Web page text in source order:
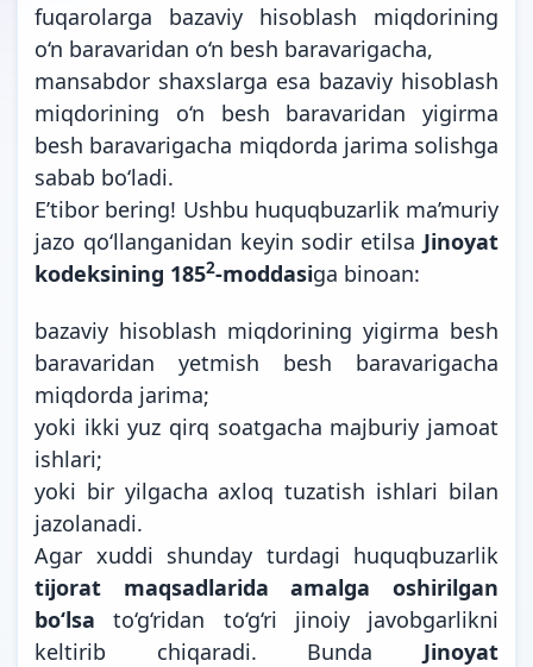
fuqarolarga bazaviy hisoblash miqdorining
o‘n baravaridan o‘n besh baravarigacha,
mansabdor shaxslarga esa bazaviy hisoblash
miqdorining o‘n besh baravaridan yigirma
besh baravarigacha miqdorda jarima solishga
sabab bo‘ladi.
E’tibor bering! Ushbu huquqbuzarlik ma’muriy
jazo qo‘llanganidan keyin sodir etilsa Jinoyat
kodeksining 1852-moddasiga binoan:
bazaviy hisoblash miqdorining yigirma besh
baravaridan yetmish besh baravarigacha
miqdorda jarima;
yoki ikki yuz qirq soatgacha majburiy jamoat
ishlari;
yoki bir yilgacha axloq tuzatish ishlari bilan
jazolanadi.
Agar xuddi shunday turdagi huquqbuzarlik
tijorat maqsadlarida amalga oshirilgan
bo‘lsa to‘g‘ridan to‘g‘ri jinoiy javobgarlikni
keltirib chiqaradi. Bunda Jinoyat